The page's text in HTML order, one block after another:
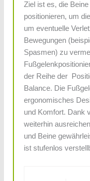
Ziel ist es, die
positionieren, um
um eventuelle
Bewegungen
Spasmen) zu
der Reihe der
Balance. Die
ergonomisches
und Komfort. Dank
weiterhin
und Beine
ist stufenlos